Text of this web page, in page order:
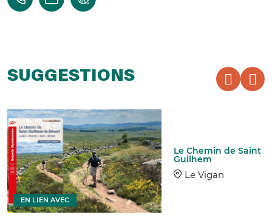
SUGGESTIONS
Le Chemin de Saint
Guilhem
Le Vigan
EN LIEN AVEC